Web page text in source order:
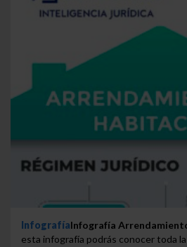
InfografíaInfografía
esta infografía podrás conocer toda